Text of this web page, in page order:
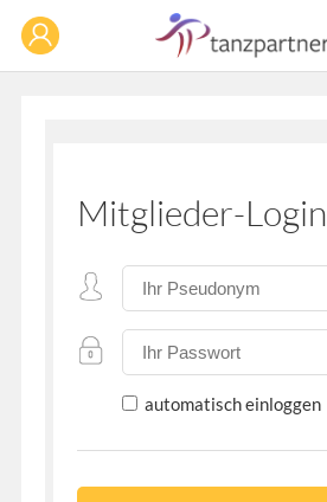
Mitglieder-Login
automatisch einloggen